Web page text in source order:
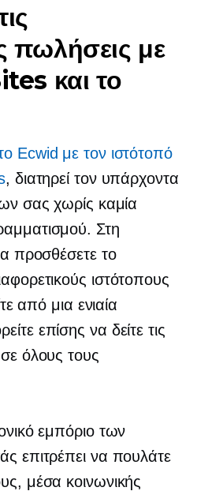
πωλήσεις με
και το
Ecwid με τον ιστότοπό
, διατηρεί τον υπάρχοντα
σας χωρίς καμία
Στη
προσθέσετε το
ιστότοπους
από μια ενιαία
επίσης να δείτε τις
όλους τους
εμπόριο των
επιτρέπει να πουλάτε
μέσα κοινωνικής